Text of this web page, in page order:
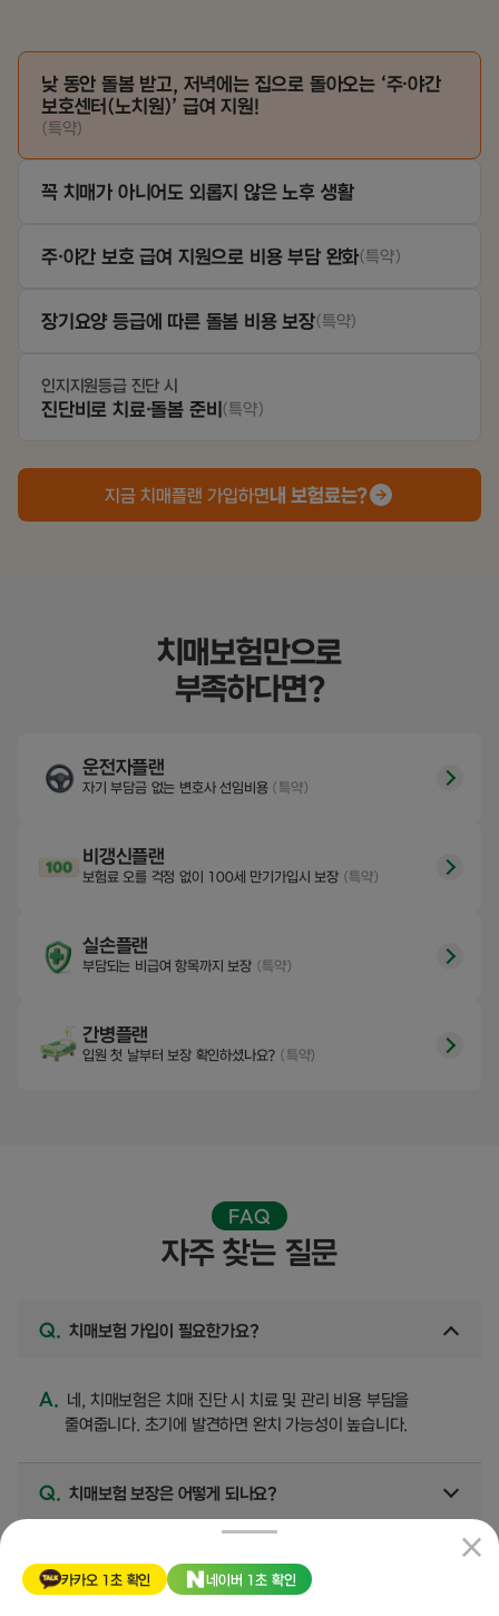
낮 동안 돌봄 받고, 저녁에는 집으로 돌아오는 ‘주·야간
보호센터(노치원)’ 급여 지원!
(특약)
꼭 치매가 아니어도 외롭지 않은 노후 생활
주·야간 보호 급여 지원으로 비용 부담 완화(특약)
장기요양 등급에 따른 돌봄 비용 보장(특약)
인지지원등급 진단 시
진단비로 치료·돌봄 준비(특약)
지금 치매플랜 가입하면내 보험료는?
치매보험만으로
부족하다면?
운전자플랜
자기 부담금 없는 변호사 선임비용 (특약)
비갱신플랜
보험료 오를 걱정 없이 100세 만기가입시 보장 (특약)
실손플랜
부담되는 비급여 항목까지 보장 (특약)
간병플랜
입원 첫 날부터 보장 확인하셨나요? (특약)
FAQ
자주 찾는 질문
Q. 치매보험 가입이 필요한가요?
A.
네, 치매보험은 치매 진단 시 치료 및 관리 비용 부담을
줄여줍니다. 초기에 발견하면 완치 가능성이 높습니다.
Q. 치매보험 보장은 어떻게 되나요?
경우 인수거절, 보험료 인상, 보장 내용이 달라질 수 있습니다. 이 보험계약은 예금자보호법에 따라 해약환급금(또는 만기 시 보험금)에
기타지급금을 합한 금액이 1인당 “1억원까지” (본 보험회사의 여타 보호상품과 합산) 보호됩니다. 이와 별도로 본 보험회사 보호상품의
카카오 1초 확인 네이버 1초 확인